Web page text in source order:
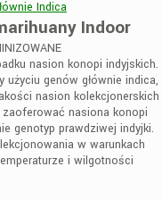
Indica
Indoor
nasion konopi indyjskich.
genów głównie indica,
nasion kolekcjonerskich
zaoferować nasiona konopi
genotyp prawdziwej indyjki.
w warunkach
i wilgotności